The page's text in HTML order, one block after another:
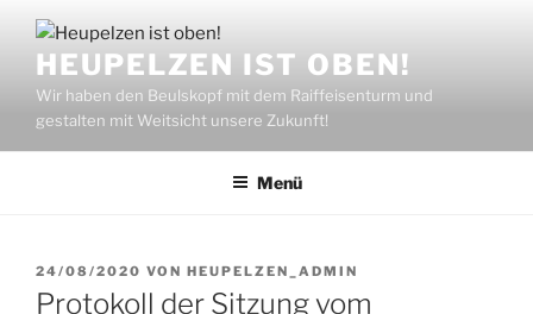
HEUPELZEN IST OBEN!
Wir haben den Beulskopf mit dem Raiffeisenturm und
gestalten mit Weitsicht unsere Zukunft!
Menü
24/08/2020 VON HEUPELZEN_ADMIN
Protokoll der Sitzung vom